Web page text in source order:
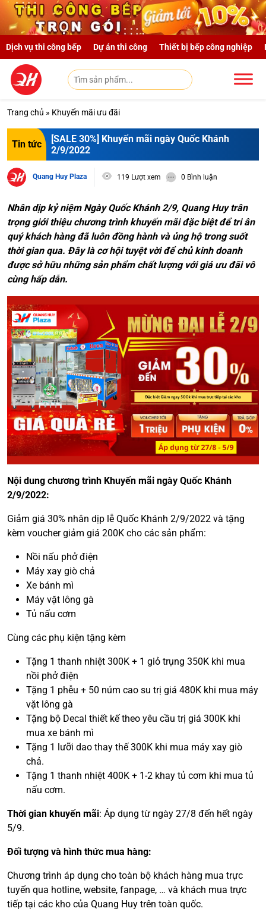
Skip to main content
Dịch vụ thi công bếp Dự án thi công Thiết bị bếp công nghiệp
Trang chủ » Khuyến mãi ưu đãi
Tin tức
[SALE 30%] Khuyến mãi ngày Quốc Khánh
2/9/2022
Quang Huy Plaza 119 Lượt xem 0 Bình luận
Nhân dịp kỷ niệm Ngày Quốc Khánh 2/9, Quang Huy trân
trọng giới thiệu chương trình khuyến mãi đặc biệt để tri ân
quý khách hàng đã luôn đồng hành và ủng hộ trong suốt
thời gian qua. Đây là cơ hội tuyệt vời để chủ kinh doanh
được sở hữu những sản phẩm chất lượng với giá ưu đãi vô
cùng hấp dẫn.
Nội dung chương trình Khuyến mãi ngày Quốc Khánh
2/9/2022:
Giảm giá 30% nhân dịp lễ Quốc Khánh 2/9/2022 và tặng
kèm voucher giảm giá 200K cho các sản phẩm:
Nồi nấu phở điện
Máy xay giò chả
Xe bánh mì
Máy vặt lông gà
Tủ nấu cơm
Cùng các phụ kiện tặng kèm
Tặng 1 thanh nhiệt 300K + 1 giỏ trụng 350K khi mua
nồi phở điện
Tặng 1 phễu + 50 núm cao su trị giá 480K khi mua máy
vặt lông gà
Tặng bộ Decal thiết kế theo yêu cầu trị giá 300K khi
mua xe bánh mì
Tặng 1 lưỡi dao thay thế 300K khi mua máy xay giò
chả.
Tặng 1 thanh nhiệt 400K + 1-2 khay tủ cơm khi mua tủ
nấu cơm.
Thời gian khuyến mãi: Áp dụng từ ngày 27/8 đến hết ngày
5/9.
Đối tượng và hình thức mua hàng:
Chương trình áp dụng cho toàn bộ khách hàng mua trực
tuyến qua hotline, website, fanpage, … và khách mua trực
tiếp tại các kho của Quang Huy trên toàn quốc.